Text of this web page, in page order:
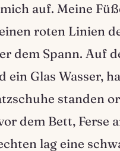
auf. Meine
roten Linien
dem Spann. Auf
ein Glas Wasser,
standen
dem Bett, Ferse
lag eine